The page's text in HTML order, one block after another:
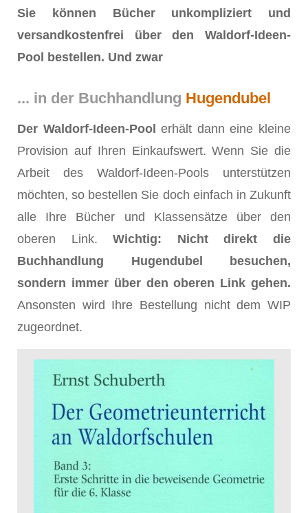
Sie können Bücher unkompliziert und
versandkostenfrei über den Waldorf-Ideen-
Pool bestellen. Und zwar
... in der Buchhandlung Hugendubel
Der Waldorf-Ideen-Pool erhält dann eine kleine
Provision auf Ihren Einkaufswert. Wenn Sie die
Arbeit des Waldorf-Ideen-Pools unterstützen
möchten, so bestellen Sie doch einfach in Zukunft
alle Ihre Bücher und Klassensätze über den
oberen Link.Wichtig: Nicht direkt die
Buchhandlung Hugendubel besuchen,
sondern immer über den oberen Link gehen.
Ansonsten wird Ihre Bestellung nicht dem WIP
zugeordnet.